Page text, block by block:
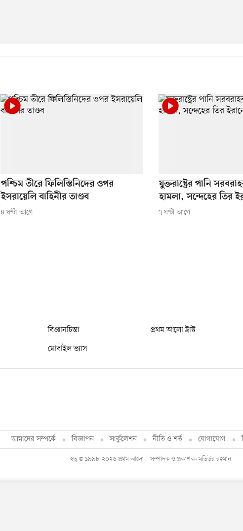
পশ্চিম তীরে ফিলিস্তিনিদের ওপর
ইসরায়েলি বাহিনীর তাণ্ডব
৪ ঘণ্টা আগে
যুক্তরাষ্ট্রের পানি
হামলা, সন্দেহের তির
৭ ঘণ্টা আগে
বিজ্ঞানচিন্তা প্রথম আলো ট্রাস্ট
মোবাইল ভ্যাস
আমাদের সম্পর্কে বিজ্ঞাপন সার্কুলেশন নীতি ও শর্ত যোগাযোগ
স্বত্ব © ১৯৯৮-২০২৬ প্রথম আলো সম্পাদক ও প্রকাশক: মতিউর রহমান